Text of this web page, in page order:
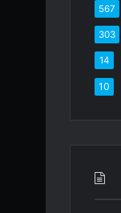
567
303
14
10